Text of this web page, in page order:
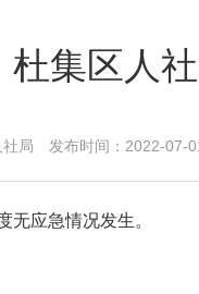
杜集区人
社局 发布时间：2022-
无应急情况发生。